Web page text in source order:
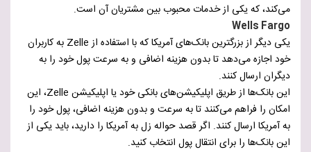
می‌کند، که یکی از خدمات محبوب بین مشتریان آن است.
Wells Fargo
یکی دیگر از بزرگترین بانک‌های آمریکا که با استفاده از Zelle به کاربران
خود اجازه می‌دهد تا بدون هزینه اضافی و به سرعت پول خود را به
دیگران ارسال کنند.
این بانک‌ها از طریق اپلیکیشن‌های بانکی خود یا اپلیکیشن Zelle، این
امکان را فراهم می‌کنند تا به سرعت و بدون هزینه اضافی، پول خود را
به آمریکا ارسال کنند. اگر قصد حواله زل به آمریکا را دارید، باید یکی از
این بانک‌ها را برای انتقال پول انتخاب کنید.